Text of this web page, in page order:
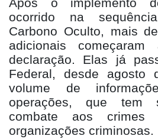
Após o implemento
ocorrido na
Carbono Oculto, mais
adicionais
declaração. Elas já
Federal, desde agosto
volume de
operações, que tem
combate aos crimes
organizações criminosas.